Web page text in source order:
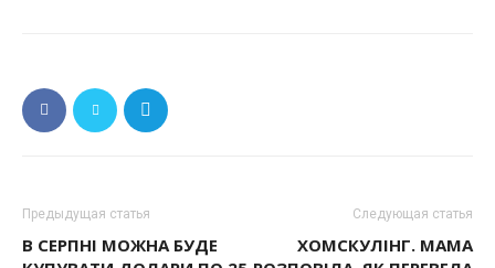
Предыдущая статья
В СЕРПНІ МОЖНА БУДЕ
Следующая статья
ХОМСКУЛІНГ. МАМА